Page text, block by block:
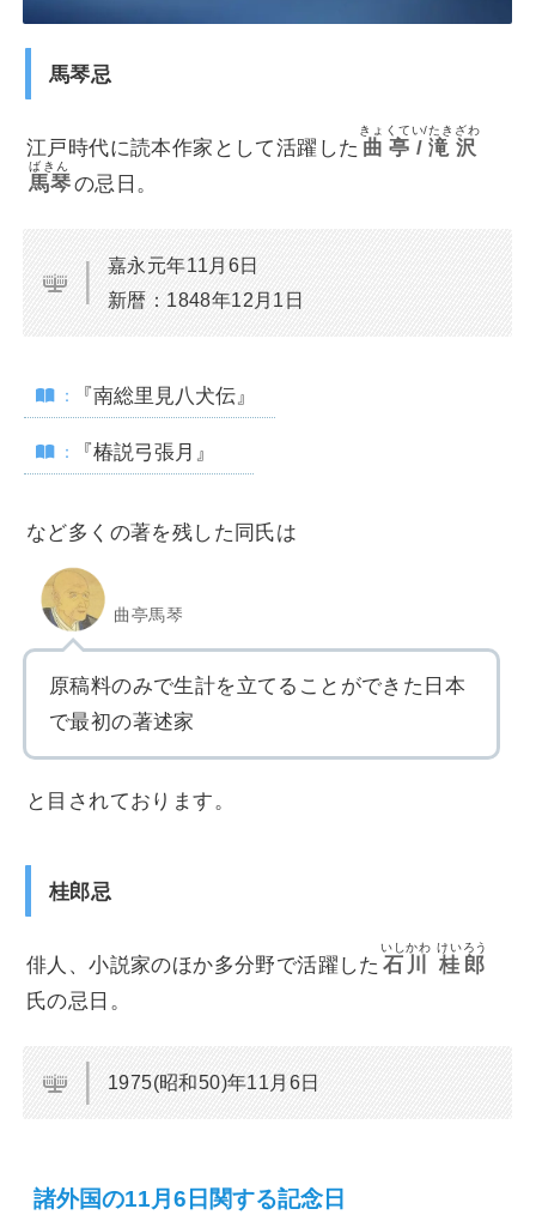
馬琴忌
江戸時代に読本作家として活躍した 曲亭/滝沢
きょくてい/たきざわ
馬琴
ばきん
の忌日。
嘉永元年11月6日
新暦：1848年12月1日
『南総里見八犬伝』
『椿説弓張月』
など多くの著を残した同氏は
曲亭馬琴
原稿料のみで生計を立てることができた日本
で最初の著述家
と目されております。
桂郎忌
俳人、小説家のほか多分野で活躍した 石川
いしかわ
桂郎
けいろう
氏の忌日。
1975(昭和50)年11月6日
諸外国の11月6日関する記念日